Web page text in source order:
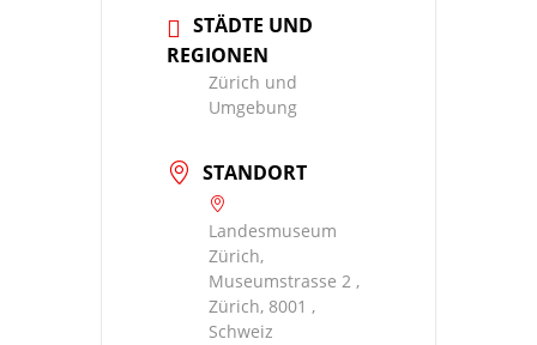
STÄDTE UND
REGIONEN
Zürich und
Umgebung
STANDORT
Landesmuseum
Zürich,
Museumstrasse 2 ,
Zürich, 8001 ,
Schweiz